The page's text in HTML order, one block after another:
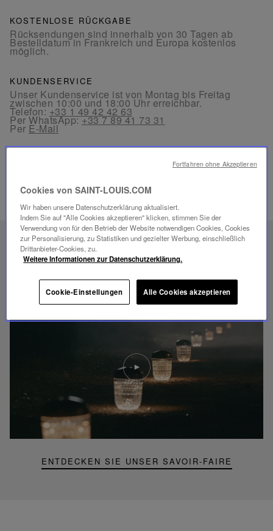
KOSTENLOSE RÜCKGABE
Rücksendungen sind innerhalb von 30 Tagen ab
Bestelldatum in Frankreich und Europa kostenlos
möglich.
KUNDENSERVICE
Unser Kundenservice ist von Montag bis Freitag
zwischen 10:00 und 18:00 Uhr erreichbar.
Telefon:+33 1 49 42 42 63
Per WhatsApp:+33 7 89 41 73 31
Per E-Mail
VERWANDTE PRODUKTE
EINZIGARTIGES
SAVOIR-FAIRE
FOLIA BELEUCHTUNG
ENTDECKEN SIE UNSER SAVOIR-FAIRE
Video
abspielen
YouTube-
Video,
Folia
Mini-
Portable-
Cookies von SAINT-LOUIS.COM
Wir haben unsere Datenschutzerklärung aktualisiert.
Indem Sie auf "Alle Cookies akzeptieren" klicken, stimmen Sie der
Verwendung von für den Betrieb der Website notwendigen Cookies, Cookies
zur Personalisierung, zu Statistiken und gezielter Werbung, einschließlich
Drittanbieter-Cookies, zu.
Weitere Informationen zur Datenschutzerklärung.
Cookie-Einstellungen Alle Cookies akzeptieren
Fortfahren ohne Akzeptieren